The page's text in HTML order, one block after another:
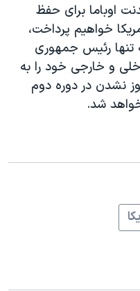
اوباما برای حفظ
خواهیم پرداخت،
تنها رئیس جمهوری
و خارجی خود را به
نشدن در دوره دوم
شد.